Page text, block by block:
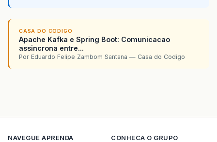
CASA DO CODIGO
Apache Kafka e Spring Boot: Comunicacao
assincrona entre...
Por Eduardo Felipe Zambom Santana — Casa do Codigo
NAVEGUE APRENDA
CONHECA O GRUPO